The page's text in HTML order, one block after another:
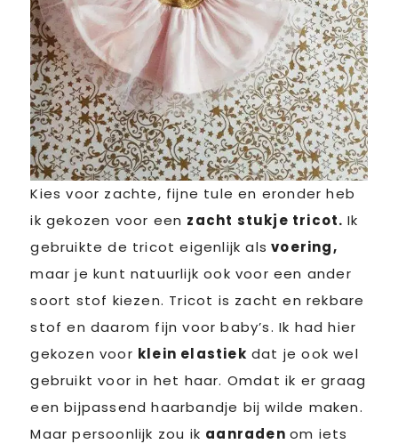
Kies voor zachte, fijne tule en eronder heb
ik gekozen voor een zacht stukje tricot. Ik
gebruikte de tricot eigenlijk als voering,
maar je kunt natuurlijk ook voor een ander
soort stof kiezen. Tricot is zacht en rekbare
stof en daarom fijn voor baby’s. Ik had hier
gekozen voor klein elastiek dat je ook wel
gebruikt voor in het haar. Omdat ik er graag
een bijpassend haarbandje bij wilde maken.
Maar persoonlijk zou ik aanradenom iets